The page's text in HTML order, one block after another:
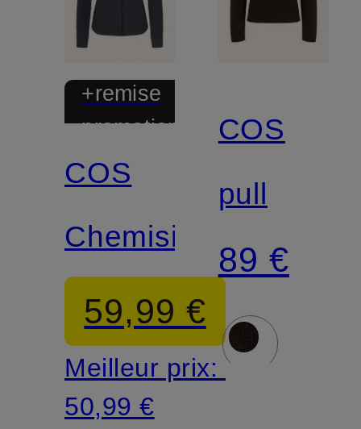
+remise
promotionnelle
COS
Chemisier
59,99 €
Meilleur prix:
50,99 €
COS
pull
89 €